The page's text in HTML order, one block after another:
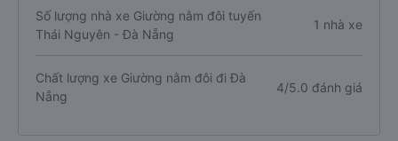
Số lượng nhà xe Giường nằm đôi tuyến
Thái Nguyên - Đà Nẵng
1 nhà xe
Chất lượng xe Giường nằm đôi đi Đà
Nẵng
4/5.0 đánh giá